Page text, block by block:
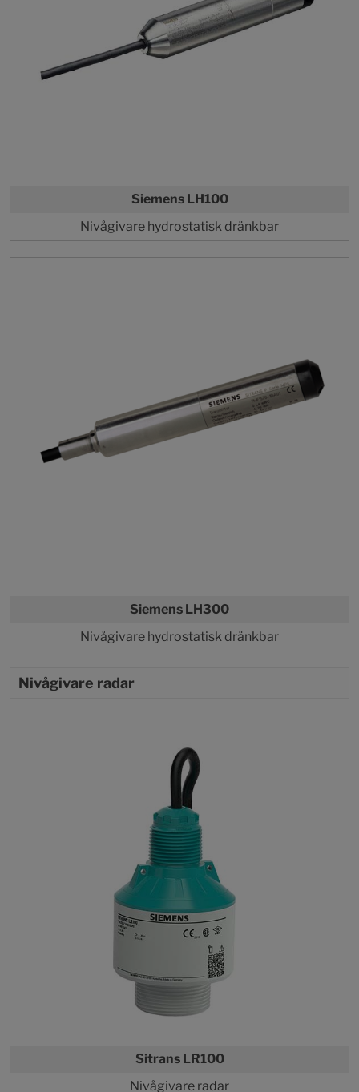
Siemens LH100
Nivågivare hydrostatisk dränkbar
Siemens LH300
Nivågivare hydrostatisk dränkbar
Nivågivare radar
Sitrans LR100
Nivågivare radar